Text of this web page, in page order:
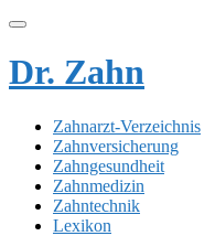
Dr. Zahn
Zahnarzt-Verzeichnis
Zahnversicherung
Zahngesundheit
Zahnmedizin
Zahntechnik
Lexikon